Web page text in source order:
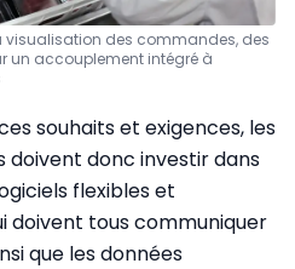
visualisation des commandes, des
un accouplement intégré à
souhaits et exigences, les
donc investir dans
flexibles et
doivent tous communiquer
que les données